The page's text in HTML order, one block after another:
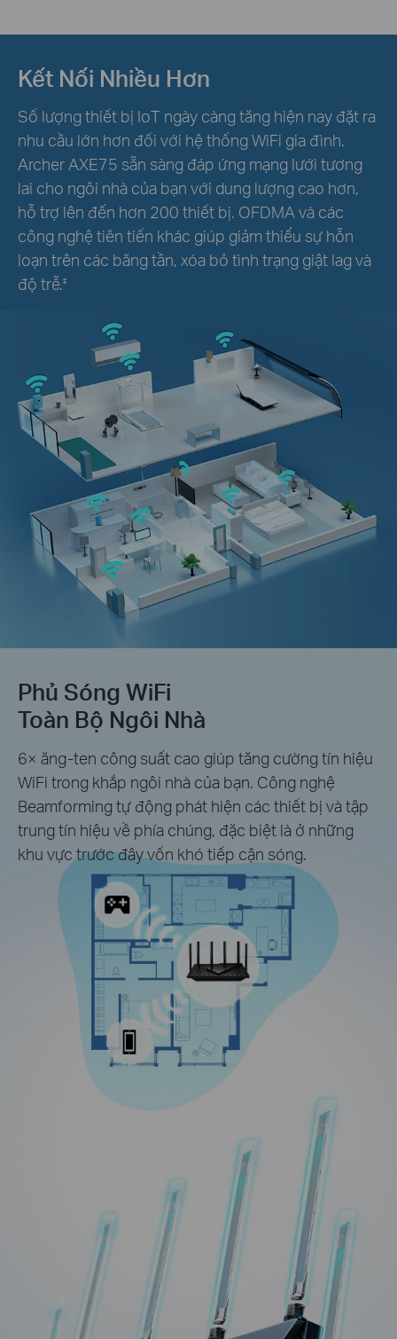
Kết Nối Nhiều Hơn
Số lượng thiết bị IoT ngày càng tăng hiện nay đặt ra
nhu cầu lớn hơn đối với hệ thống WiFi gia đình.
Archer AXE75 sẵn sàng đáp ứng mạng lưới tương
lai cho ngôi nhà của bạn với dung lượng cao hơn,
hỗ trợ lên đến hơn 200 thiết bị. OFDMA và các
công nghệ tiên tiến khác giúp giảm thiểu sự hỗn
loạn trên các băng tần, xóa bỏ tình trạng giật lag và
độ trễ.‡
Phủ Sóng WiFi
Toàn Bộ Ngôi Nhà
6× ăng-ten công suất cao giúp tăng cường tín hiệu
WiFi trong khắp ngôi nhà của bạn. Công nghệ
Beamforming tự động phát hiện các thiết bị và tập
trung tín hiệu về phía chúng, đặc biệt là ở những
khu vực trước đây vốn khó tiếp cận sóng.